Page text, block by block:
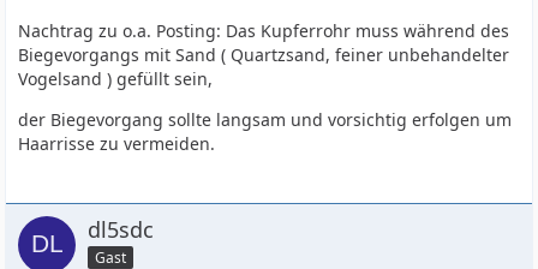
Nachtrag zu o.a. Posting: Das Kupferrohr muss während des
Biegevorgangs mit Sand ( Quartzsand, feiner unbehandelter
Vogelsand ) gefüllt sein,
der Biegevorgang sollte langsam und vorsichtig erfolgen um
Haarrisse zu vermeiden.
dl5sdc
Gast